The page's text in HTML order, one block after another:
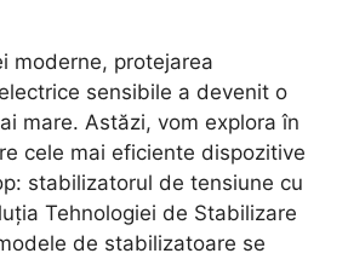
moderne, protejarea
sensibile a devenit o
mare. Astăzi, vom explora în
cele mai eficiente dispozitive
stabilizatorul de tensiune cu
Tehnologiei de Stabilizare
de stabilizatoare se